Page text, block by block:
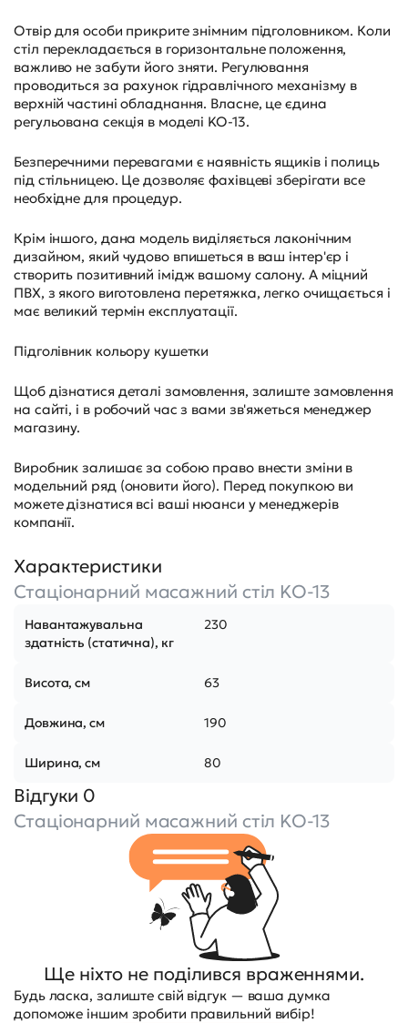
Отвір для особи прикрите знімним підголовником. Коли
стіл перекладається в горизонтальне положення,
важливо не забути його зняти. Регулювання
проводиться за рахунок гідравлічного механізму в
верхній частині обладнання. Власне, це єдина
регульована секція в моделі KO-13.
Безперечними перевагами є наявність ящиків і полиць
під стільницею. Це дозволяє фахівцеві зберігати все
необхідне для процедур.
Крім іншого, дана модель виділяється лаконічним
дизайном, який чудово впишеться в ваш інтер'єр і
створить позитивний імідж вашому салону. А міцний
ПВХ, з якого виготовлена ​​перетяжка, легко очищається і
має великий термін експлуатації.
Підголівник кольору кушетки
Щоб дізнатися деталі замовлення, залиште замовлення
на сайті, і в робочий час з вами зв'яжеться менеджер
магазину.
Виробник залишає за собою право внести зміни в
модельний ряд (оновити його). Перед покупкою ви
можете дізнатися всі ваші нюанси у менеджерів
компанії.
Характеристики
Стаціонарний масажний стіл KO-13
Навантажувальна
здатність (статична), кг
230
Висота, см 63
Довжина, см 190
Ширина, см 80
Відгуки 0
Стаціонарний масажний стіл KO-13
Ще ніхто не поділився враженнями.
Будь ласка, залиште свій відгук — ваша думка
допоможе іншим зробити правильний вибір!